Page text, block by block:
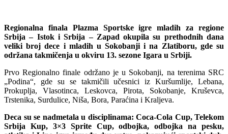
Regionalna finala Plazma Sportske igre mladih za regione
Srbija – Istok i Srbija – Zapad okupila su prethodnih dana
veliki broj dece i mladih u Sokobanji i na Zlatiboru, gde su
održana takmičenja u okviru 13. sezone Igara u Srbiji.
Prvo Regionalno finale održano je u Sokobanji, na terenima SRC
„Podina“, gde su se takmičili učesnici iz Kuršumlije, Lebana,
Prokuplja, Vlasotinca, Leskovca, Pirota, Sokobanje, Kruševca,
Trstenika, Surdulice, Niša, Bora, Paraćina i Kraljeva.
Deca su se nadmetala u disciplinama: Coca-Cola Cup, Telekom
Srbija Kup, 3×3 Sprite Cup, odbojka, odbojka na pesku,